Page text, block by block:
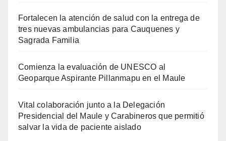
Fortalecen la atención de salud con la entrega de
tres nuevas ambulancias para Cauquenes y
Sagrada Familia
Comienza la evaluación de UNESCO al
Geoparque Aspirante Pillanmapu en el Maule
Vital colaboración junto a la Delegación
Presidencial del Maule y Carabineros que permitió
salvar la vida de paciente aislado